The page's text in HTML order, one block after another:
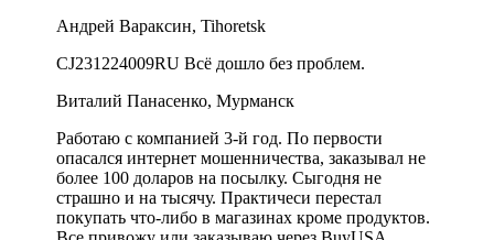
Андрей Вараксин, Tihoretsk
CJ231224009RU Всё дошло без проблем.
Виталий Панасенко, Мурманск
Работаю с компанией 3-й год. По первости
опасался интернет мошенничества, заказывал не
более 100 доларов на посылку. Сыгодня не
страшно и на тысячу. Практичеси перестал
покупать что-либо в магазинах кроме продуктов.